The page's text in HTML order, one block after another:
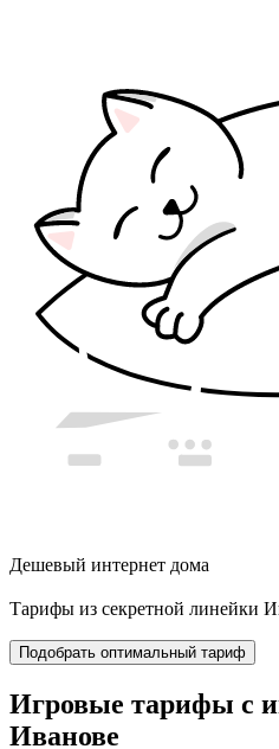
Дешевый интернет дома
Тарифы из секретной линейки
Подобрать оптимальный тариф
Игровые тарифы с
Иванове